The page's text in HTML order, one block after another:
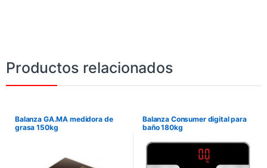
Productos relacionados
Balanza GA.MA medidora de
grasa 150kg
Balanza Consumer digital para
baño 180kg